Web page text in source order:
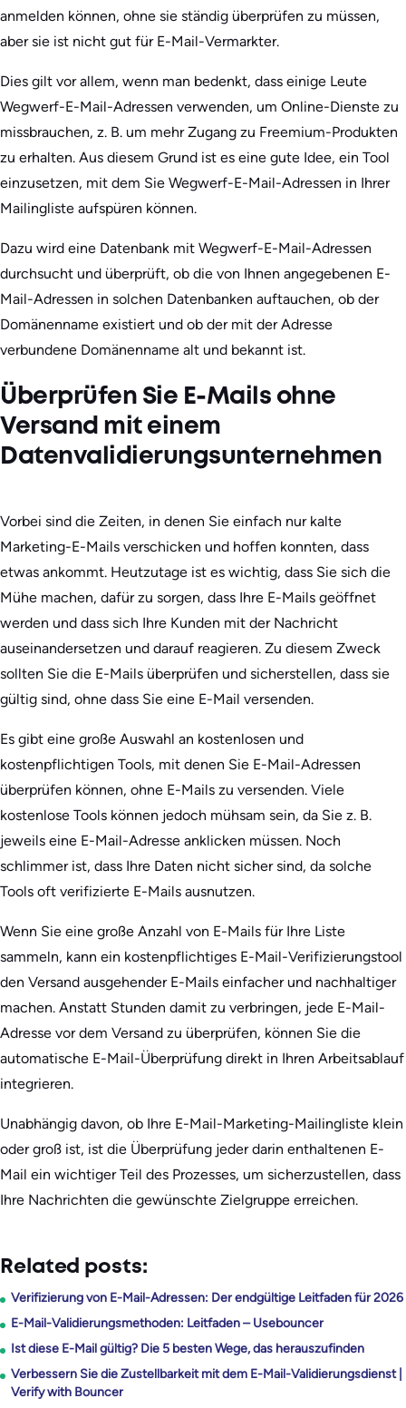
anmelden können, ohne sie ständig überprüfen zu müssen,
aber sie ist nicht gut für E-Mail-Vermarkter.
Dies gilt vor allem, wenn man bedenkt, dass einige Leute
Wegwerf-E-Mail-Adressen verwenden, um Online-Dienste zu
missbrauchen, z. B. um mehr Zugang zu Freemium-Produkten
zu erhalten. Aus diesem Grund ist es eine gute Idee, ein Tool
einzusetzen, mit dem Sie Wegwerf-E-Mail-Adressen in Ihrer
Mailingliste aufspüren können.
Dazu wird eine Datenbank mit Wegwerf-E-Mail-Adressen
durchsucht und überprüft, ob die von Ihnen angegebenen E-
Mail-Adressen in solchen Datenbanken auftauchen, ob der
Domänenname existiert und ob der mit der Adresse
verbundene Domänenname alt und bekannt ist.
Überprüfen Sie E-Mails ohne
Versand mit einem
Datenvalidierungsunternehmen
Vorbei sind die Zeiten, in denen Sie einfach nur kalte
Marketing-E-Mails verschicken und hoffen konnten, dass
etwas ankommt. Heutzutage ist es wichtig, dass Sie sich die
Mühe machen, dafür zu sorgen, dass Ihre E-Mails geöffnet
werden und dass sich Ihre Kunden mit der Nachricht
auseinandersetzen und darauf reagieren. Zu diesem Zweck
sollten Sie die E-Mails überprüfen und sicherstellen, dass sie
gültig sind, ohne dass Sie eine E-Mail versenden.
Es gibt eine große Auswahl an kostenlosen und
kostenpflichtigen Tools, mit denen Sie E-Mail-Adressen
überprüfen können, ohne E-Mails zu versenden. Viele
kostenlose Tools können jedoch mühsam sein, da Sie z. B.
jeweils eine E-Mail-Adresse anklicken müssen. Noch
schlimmer ist, dass Ihre Daten nicht sicher sind, da solche
Tools oft verifizierte E-Mails ausnutzen.
Wenn Sie eine große Anzahl von E-Mails für Ihre Liste
sammeln, kann ein kostenpflichtiges E-Mail-Verifizierungstool
den Versand ausgehender E-Mails einfacher und nachhaltiger
machen. Anstatt Stunden damit zu verbringen, jede E-Mail-
Adresse vor dem Versand zu überprüfen, können Sie die
automatische E-Mail-Überprüfung direkt in Ihren Arbeitsablauf
integrieren.
Unabhängig davon, ob Ihre E-Mail-Marketing-Mailingliste klein
oder groß ist, ist die Überprüfung jeder darin enthaltenen E-
Mail ein wichtiger Teil des Prozesses, um sicherzustellen, dass
Ihre Nachrichten die gewünschte Zielgruppe erreichen.
Related posts:
Verifizierung von E-Mail-Adressen: Der endgültige Leitfaden für 2026
E-Mail-Validierungsmethoden: Leitfaden – Usebouncer
Ist diese E-Mail gültig? Die 5 besten Wege, das herauszufinden
Verbessern Sie die Zustellbarkeit mit dem E-Mail-Validierungsdienst |
Verify with Bouncer